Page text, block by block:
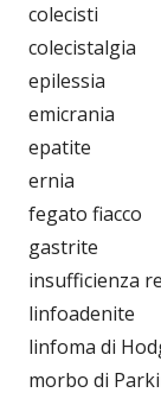
colecisti
colecistalgia
epilessia
emicrania
epatite
ernia
fegato fiacco
gastrite
insufficienza
linfoadenite
linfoma di
morbo di